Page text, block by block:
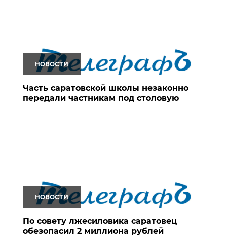
НОВОСТИ
Часть саратовской школы незаконно
передали частникам под столовую
НОВОСТИ
По совету лжесиловика саратовец
обезопасил 2 миллиона рублей